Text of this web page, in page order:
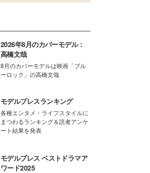
2026年8月のカバーモデル：
高橋文哉
8月のカバーモデルは映画「ブル
ーロック」の高橋文哉
モデルプレスランキング
各種エンタメ・ライフスタイルに
まつわるランキング＆読者アンケ
ート結果を発表
モデルプレス ベストドラマア
ワード2025